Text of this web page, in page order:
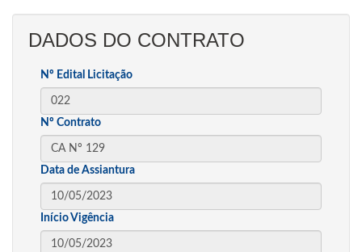
DADOS DO CONTRATO
Nº Edital Licitação
Nº Contrato
Data de Assiantura
Início Vigência